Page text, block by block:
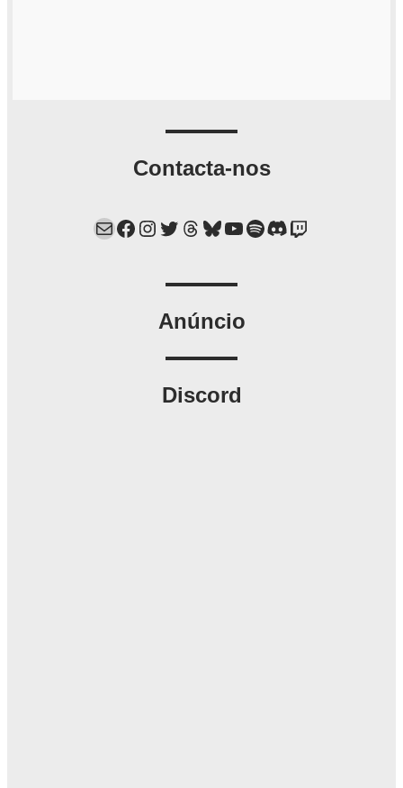
Contacta-nos
Mail Facebook Instagram Twitter Threads Bluesky YouTube Spotify Discord Twitch
Anúncio
Discord